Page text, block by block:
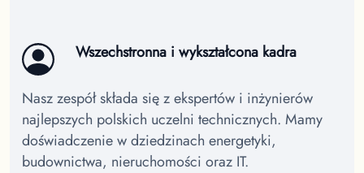
Wszechstronna i wykształcona kadra
Nasz zespół składa się z ekspertów i inżynierów
najlepszych polskich uczelni technicznych. Mamy
doświadczenie w dziedzinach energetyki,
budownictwa, nieruchomości oraz IT.